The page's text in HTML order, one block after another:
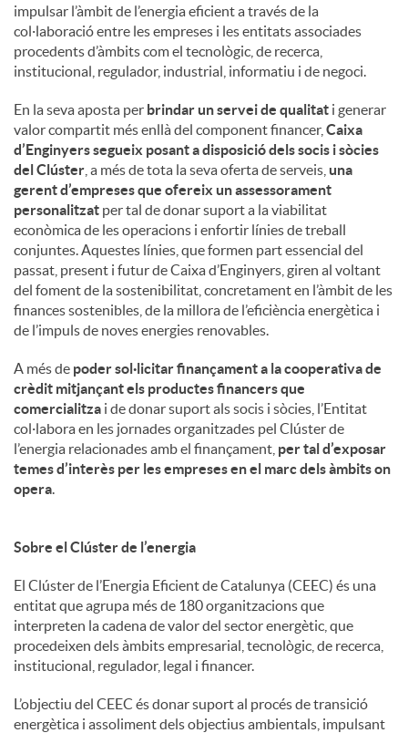
impulsar l’àmbit de l’energia eficient a través de la
col·laboració entre les empreses i les entitats associades
procedents d’àmbits com el tecnològic, de recerca,
institucional, regulador, industrial, informatiu i de negoci.
En la seva aposta per brindar un servei de qualitat i generar
valor compartit més enllà del component financer, Caixa
d’Enginyers segueix posant a disposició dels socis i sòcies
del Clúster , a més de tota la seva oferta de serveis, una
gerent d’empreses que ofereix un assessorament
personalitzat per tal de donar suport a la viabilitat
econòmica de les operacions i enfortir línies de treball
conjuntes. Aquestes línies, que formen part essencial del
passat, present i futur de Caixa d’Enginyers, giren al voltant
del foment de la sostenibilitat, concretament en l’àmbit de les
finances sostenibles, de la millora de l’eficiència energètica i
de l’impuls de noves energies renovables.
A més de poder sol·licitar finançament a la cooperativa de
crèdit mitjançant els productes financers que
comercialitza i de donar suport als socis i sòcies, l’Entitat
col·labora en les jornades organitzades pel Clúster de
l’energia relacionades amb el finançament, per tal d’exposar
temes d’interès per les empreses en el marc dels àmbits on
opera.
Sobre el Clúster de l’energia
El Clúster de l’Energia Eficient de Catalunya (CEEC) és una
entitat que agrupa més de 180 organitzacions que
interpreten la cadena de valor del sector energètic, que
procedeixen dels àmbits empresarial, tecnològic, de recerca,
institucional, regulador, legal i financer.
L’objectiu del CEEC és donar suport al procés de transició
energètica i assoliment dels objectius ambientals, impulsant